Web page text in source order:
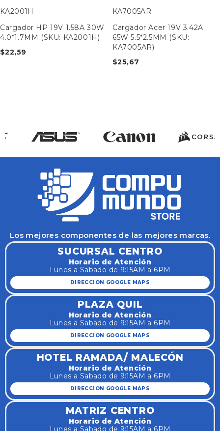
KA2001H
Cargador HP 19V 1.58A 30W
4.0*1.7MM (SKU: KA2001H)
$22,59
KA7005AR
Cargador Acer 19V 3.42A
65W 5.5*2.5MM (SKU:
KA7005AR)
$25,67
Los mejores componentes de las mejores marcas.
SUCURSAL CENTRO
Horario de Atención
Lunes a Sabado de 9:15AM a 6PM
DIRECCION GOOGLE MAPS
PLAZA QUIL
Horario de Atención
Lunes a Sabado de 9:15AM a 6PM
DIRECCION GOOGLE MAPS
HOTEL RAMADA/ MALECÓN
Horario de Atención
Lunes a Sabado de 9:15AM a 6PM
DIRECCION GOOGLE MAPS
MATRIZ CENTRO
Horario de Atención
Lunes a Sabado de 9:15AM a 6PM